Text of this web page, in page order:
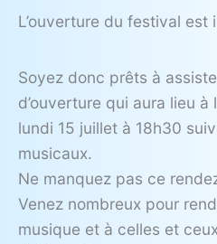
L’ouverture du festival est
Soyez donc prêts à
d’ouverture qui aura lieu
lundi 15 juillet à 18h30
musicaux.
Ne manquez pas ce
Venez nombreux pour
musique et à celles et